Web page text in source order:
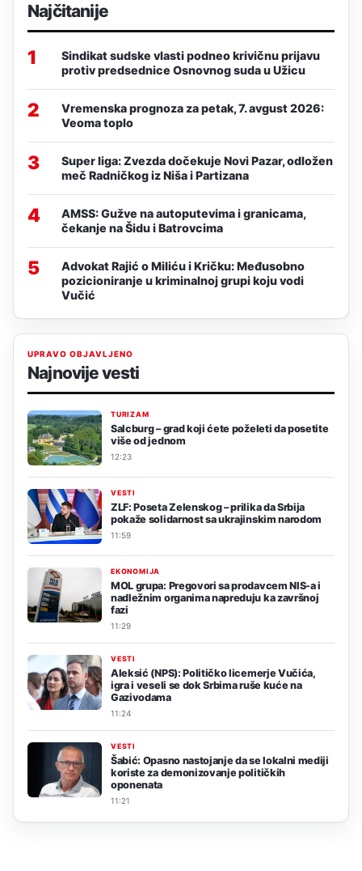
Najčitanije
1
Sindikat sudske vlasti podneo krivičnu prijavu
protiv predsednice Osnovnog suda u Užicu
2
Vremenska prognoza za petak, 7. avgust 2026:
Veoma toplo
3
Super liga: Zvezda dočekuje Novi Pazar, odložen
meč Radničkog iz Niša i Partizana
4
AMSS: Gužve na autoputevima i granicama,
čekanje na Šidu i Batrovcima
5
Advokat Rajić o Miliću i Kričku: Međusobno
pozicioniranje u kriminalnoj grupi koju vodi
Vučić
UPRAVO OBJAVLJENO
Najnovije vesti
TURIZAM
Salcburg – grad koji ćete poželeti da posetite
više od jednom
12:23
VESTI
ZLF: Poseta Zelenskog – prilika da Srbija
pokaže solidarnost sa ukrajinskim narodom
11:59
EKONOMIJA
MOL grupa: Pregovori sa prodavcem NIS-a i
nadležnim organima napreduju ka završnoj
fazi
11:29
VESTI
Aleksić (NPS): Političko licemerje Vučića,
igra i veseli se dok Srbima ruše kuće na
Gazivodama
11:24
VESTI
Šabić: Opasno nastojanje da se lokalni mediji
koriste za demonizovanje političkih
oponenata
11:21